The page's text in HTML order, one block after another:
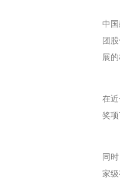
中
团
展
在
奖
同
家